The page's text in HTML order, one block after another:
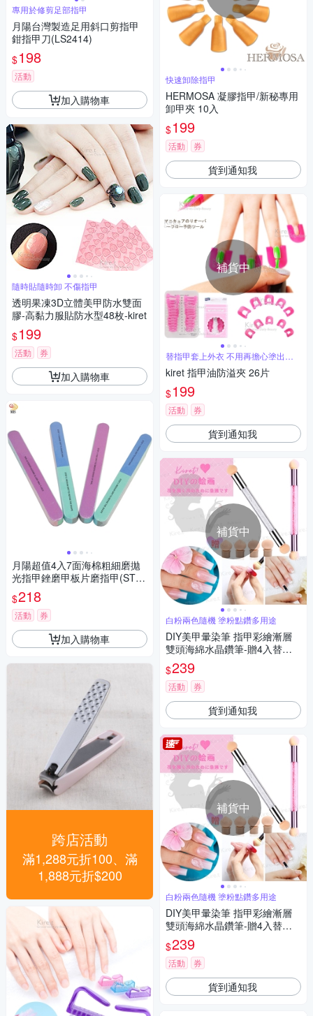
專用於修剪足部指甲
月陽台灣製造足用斜口剪指甲
鉗指甲刀(LS2414)
$198
活動
加入購物車
隨時貼隨時卸 不傷指甲
透明果凍3D立體美甲防水雙面
膠-高黏力服貼防水型48枚-kiret
$199
活動 券
加入購物車
月陽超值4入7面海棉粗細磨拋
光指甲銼磨甲板片磨指甲(STE
P7)
$218
活動 券
加入購物車
跨店活動
滿1,288元折100、滿
1,888元折$200
快速卸除指甲
HERMOSA 凝膠指甲/新秘專用
卸甲夾 10入
$199
活動 券
貨到通知我
補貨中
替指甲套上外衣 不用再擔心塗出去
了
kiret 指甲油防溢夾 26片
$199
活動 券
貨到通知我
補貨中
白粉兩色隨機 塗粉點鑽多用途
DIY美甲暈染筆 指甲彩繪漸層
雙頭海綿水晶鑽筆-贈4入替換
頭 Kiret (顏色隨機)
$239
活動 券
貨到通知我
補貨中
白粉兩色隨機 塗粉點鑽多用途
DIY美甲暈染筆 指甲彩繪漸層
雙頭海綿水晶鑽筆-贈4入替換
頭 Kiret (顏色隨機)
$239
活動 券
貨到通知我